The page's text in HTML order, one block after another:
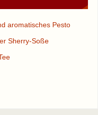
aromatisches Pesto
Sherry-Soße